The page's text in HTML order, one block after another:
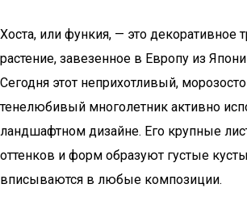
Хоста, или функия, — это декоративное
растение, завезенное в Европу из
Сегодня этот неприхотливый,
тенелюбивый многолетник активно
ландшафтном дизайне. Его крупные
оттенков и форм образуют густые
вписываются в любые композиции.